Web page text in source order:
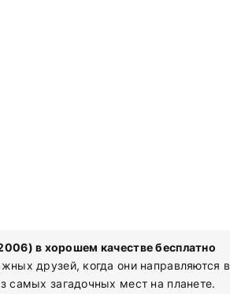
в хорошем качестве бесплатно
друзей, когда они направляются в
самых загадочных мест на планете.